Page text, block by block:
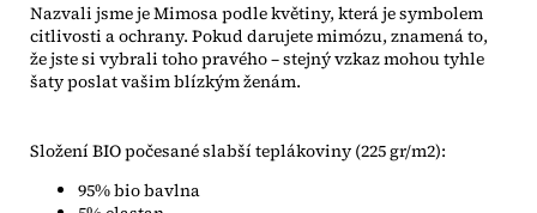
Nazvali jsme je Mimosa podle květiny, která je symbolem
citlivosti a ochrany. Pokud darujete mimózu, znamená to,
že jste si vybrali toho pravého – stejný vzkaz mohou tyhle
šaty poslat vašim blízkým ženám.
Složení BIO počesané slabší teplákoviny (225 gr/m2):
95% bio bavlna